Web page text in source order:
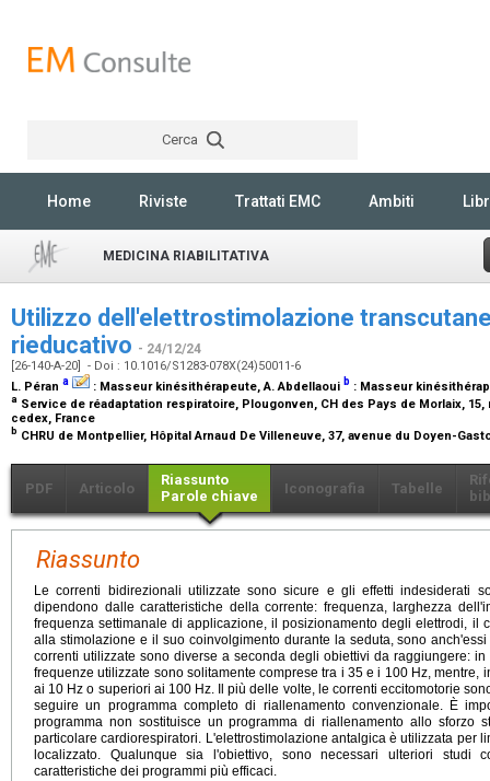
Cerca
Home Riviste Trattati EMC Ambiti
MEDICINA RIABILITATIVA
Utilizzo dell'elettrostimolazione
rieducativo - 24/12/24
[26-140-A-20] - Doi : 10.1016/S1283-078X(24)50011-6
L. Péran a : Masseur kinésithérapeute, A. Abdellaoui b : Masseur
a Service de réadaptation respiratoire, Plougonven, CH des Pays de Morlaix, 15,
cedex, France
b CHRU de Montpellier, Hôpital Arnaud De Villeneuve, 37, avenue du Doyen-
PDF Articolo
Riassunto
Parole chiave
Iconografia Tabelle
Riassunto
Le correnti bidirezionali utilizzate sono sicure e gli effetti indesiderati
dipendono dalle caratteristiche della corrente: frequenza, larghezza
frequenza settimanale di applicazione, il posizionamento degli elettrodi, il
alla stimolazione e il suo coinvolgimento durante la seduta, sono
correnti utilizzate sono diverse a seconda degli obiettivi da raggiungere:
frequenze utilizzate sono solitamente comprese tra i 35 e i 100 Hz, mentre,
ai 10 Hz o superiori ai 100 Hz. Il più delle volte, le correnti eccitomotorie
seguire un programma completo di riallenamento convenzionale. È
programma non sostituisce un programma di riallenamento allo sforzo
particolare cardiorespiratori. L'elettrostimolazione antalgica è utilizzata per
localizzato. Qualunque sia l'obiettivo, sono necessari ulteriori studi
caratteristiche dei programmi più efficaci.